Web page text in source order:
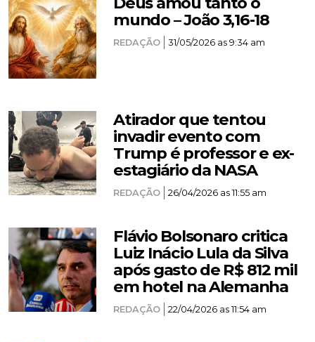
mundo – João 3,16-18
REDAÇÃO 31/05/2026 as 9:34 am
Atirador que tentou
invadir evento com
Trump é professor e ex-
estagiário da NASA
REDAÇÃO 26/04/2026 as 11:55 am
Flávio Bolsonaro critica
Luiz Inácio Lula da Silva
após gasto de R$ 812 mil
em hotel na Alemanha
REDAÇÃO 22/04/2026 as 11:54 am